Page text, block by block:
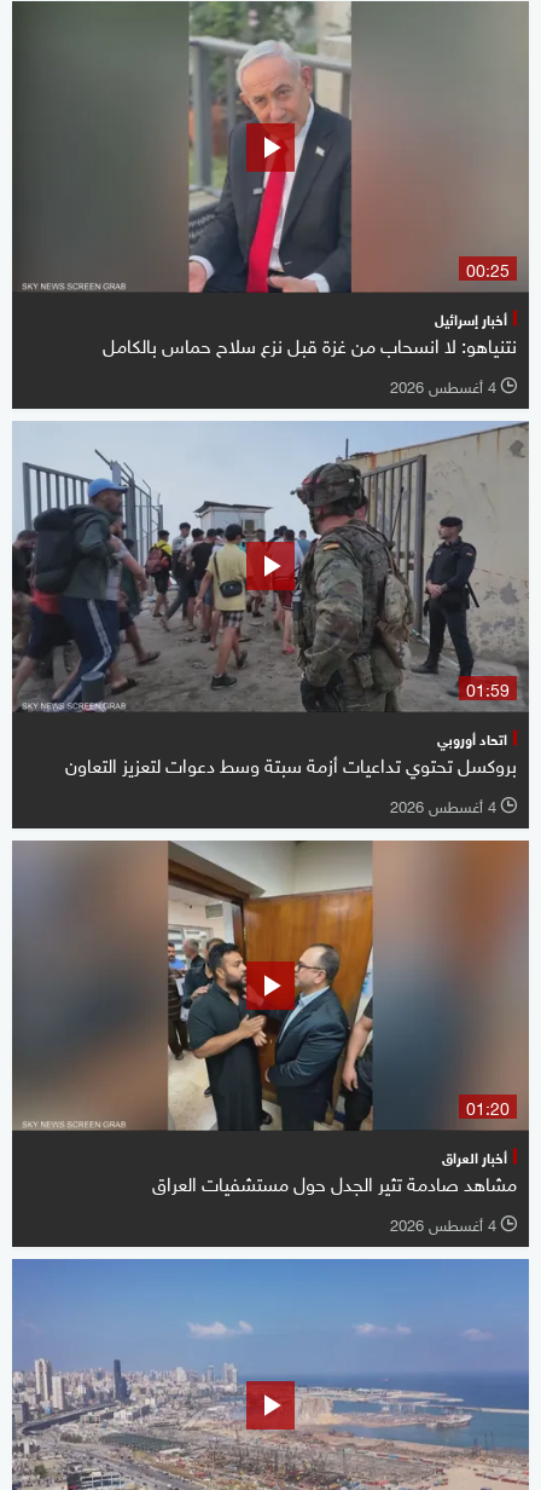
00:25
أخبار إسرائيل
نتنياهو: لا انسحاب من غزة قبل نزع سلاح حماس بالكامل
l 4 أغسطس 2026
01:59
اتحاد أوروبي
بروكسل تحتوي تداعيات أزمة سبتة وسط دعوات لتعزيز التعاون
l 4 أغسطس 2026
01:20
أخبار العراق
مشاهد صادمة تثير الجدل حول مستشفيات العراق
l 4 أغسطس 2026